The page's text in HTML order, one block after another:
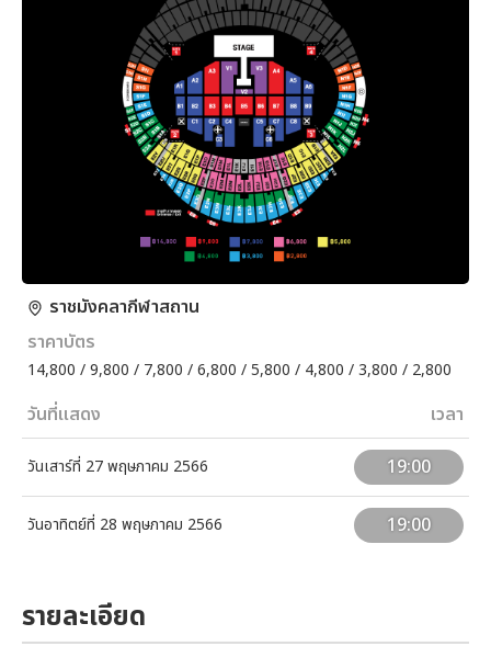
ราชมังคลากีฬาสถาน
ราคาบัตร
14,800 / 9,800 / 7,800 / 6,800 / 5,800 / 4,800 / 3,800 / 2,800
วันที่แสดง เวลา
วันเสาร์ที่ 27 พฤษภาคม 2566 19:00
วันอาทิตย์ที่ 28 พฤษภาคม 2566 19:00
รายละเอียด